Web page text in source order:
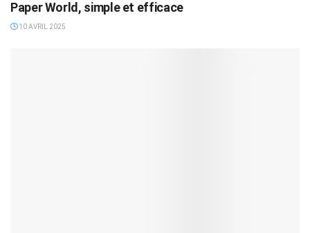
Paper World, simple et efficace
10 AVRIL 2025